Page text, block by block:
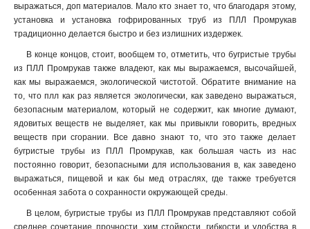
выражаться, доп материалов. Мало кто знает то, что благодаря этому,
установка и установка гофрированных труб из ПЛЛ Промрукав
традиционно делается быстро и без излишних издержек.
В конце концов, стоит, вообщем то, отметить, что бугристые трубы
из ПЛЛ Промрукав также владеют, как мы выражаемся, высочайшей,
как мы выражаемся, экологической чистотой. Обратите внимание на
то, что плл как раз является экологически, как заведено выражаться,
безопасным материалом, который не содержит, как многие думают,
ядовитых веществ не выделяет, как мы привыкли говорить, вредных
веществ при сгорании. Все давно знают то, что это также делает
бугристые трубы из ПЛЛ Промрукав, как большая часть из нас
постоянно говорит, безопасными для использования в, как заведено
выражаться, пищевой и как бы мед отраслях, где также требуется
особенная забота о сохранности окружающей среды.
В целом, бугристые трубы из ПЛЛ Промрукав представляют собой
среднее сочетание прочности, хим стойкости, гибкости и удобства в